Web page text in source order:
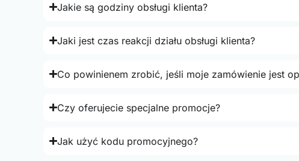
Jakie są godziny obsługi klienta?
Jaki jest czas reakcji działu obsługi klienta?
Co powinienem zrobić, jeśli moje zamówienie jest
Czy oferujecie specjalne promocje?
Jak użyć kodu promocyjnego?